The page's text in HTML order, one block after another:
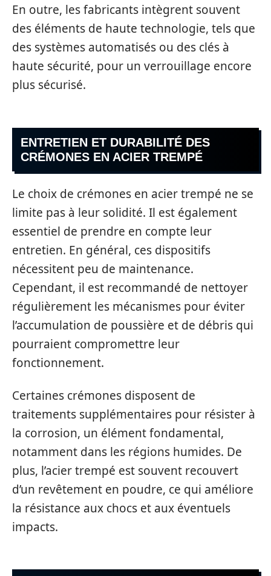
En outre, les fabricants intègrent souvent
des éléments de haute technologie, tels que
des systèmes automatisés ou des clés à
haute sécurité, pour un verrouillage encore
plus sécurisé.
ENTRETIEN ET DURABILITÉ DES
CRÉMONES EN ACIER TREMPÉ
Le choix de crémones en acier trempé ne se
limite pas à leur solidité. Il est également
essentiel de prendre en compte leur
entretien. En général, ces dispositifs
nécessitent peu de maintenance.
Cependant, il est recommandé de nettoyer
régulièrement les mécanismes pour éviter
l’accumulation de poussière et de débris qui
pourraient compromettre leur
fonctionnement.
Certaines crémones disposent de
traitements supplémentaires pour résister à
la corrosion, un élément fondamental,
notamment dans les régions humides. De
plus, l’acier trempé est souvent recouvert
d’un revêtement en poudre, ce qui améliore
la résistance aux chocs et aux éventuels
impacts.